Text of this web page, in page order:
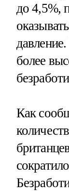
до 4,5%,
более
Как